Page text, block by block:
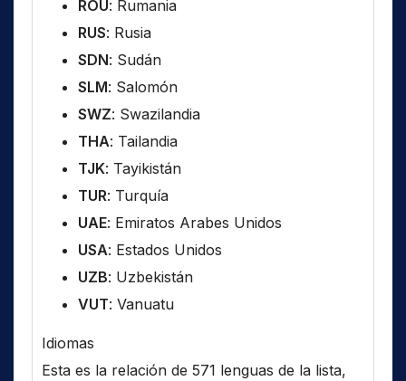
ROU: Rumania
RUS: Rusia
SDN: Sudán
SLM: Salomón
SWZ: Swazilandia
THA: Tailandia
TJK: Tayikistán
TUR: Turquía
UAE: Emiratos Arabes Unidos
USA: Estados Unidos
UZB: Uzbekistán
VUT: Vanuatu
Idiomas
Esta es la relación de 571 lenguas de la lista,